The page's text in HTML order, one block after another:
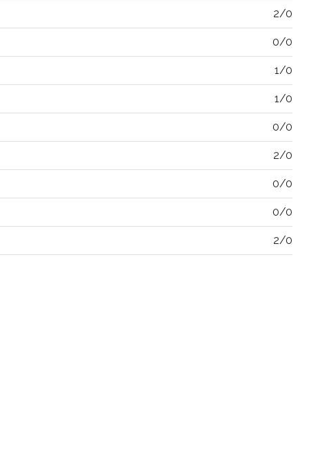
2/0
0/0
1/0
1/0
0/0
2/0
0/0
0/0
2/0